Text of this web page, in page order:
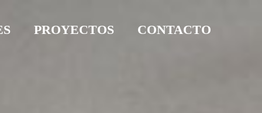
PROYECTOS CONTACTO